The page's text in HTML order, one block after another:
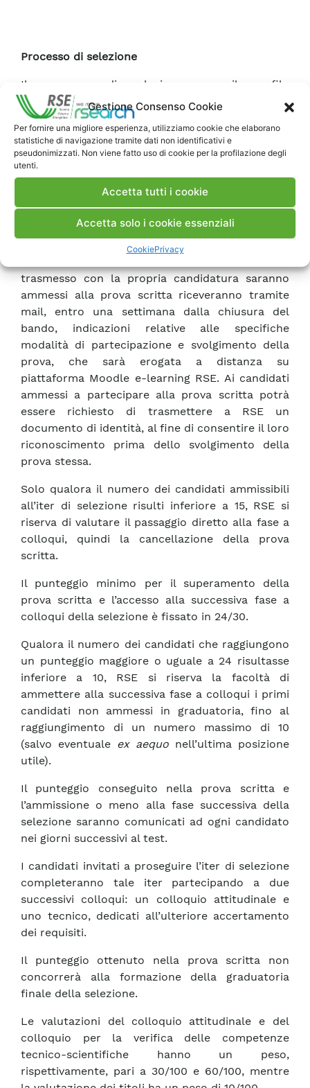
Gestione Consenso Cookie
Per fornire una migliore esperienza, utilizziamo cookie che elaborano
statistiche di navigazione tramite dati non identificativi e
pseudonimizzati. Non viene fatto uso di cookie per la profilazione degli
utenti.
Accetta tutti i cookie
Accetta solo i cookie essenziali
CookiePrivacy
Processo di selezione
Il processo di selezione per il profilo
“Ricercatore/Ricercatrice – Valorizzazione dei
risultati di progetti di ricerca applicata nel
settore delle tecnologie energetiche” (rif.
SFE3_2025_Mission Innovation) prevede lo
svolgimento di una prova scritta (in italiano,
indicativamente della durata massima di un’ora),
volta a verificare il livello di possesso di
conoscenze e/o competenze richieste per la
trasmesso con la propria candidatura saranno
ammessi alla prova scritta riceveranno tramite
mail, entro una settimana dalla chiusura del
bando, indicazioni relative alle specifiche
modalità di partecipazione e svolgimento della
prova, che sarà erogata a distanza su
piattaforma Moodle e-learning RSE. Ai candidati
ammessi a partecipare alla prova scritta potrà
essere richiesto di trasmettere a RSE un
documento di identità, al fine di consentire il loro
riconoscimento prima dello svolgimento della
prova stessa.
Solo qualora il numero dei candidati ammissibili
all’iter di selezione risulti inferiore a 15, RSE si
riserva di valutare il passaggio diretto alla fase a
colloqui, quindi la cancellazione della prova
scritta.
Il punteggio minimo per il superamento della
prova scritta e l’accesso alla successiva fase a
colloqui della selezione è fissato in 24/30.
Qualora il numero dei candidati che raggiungono
un punteggio maggiore o uguale a 24 risultasse
inferiore a 10, RSE si riserva la facoltà di
ammettere alla successiva fase a colloqui i primi
candidati non ammessi in graduatoria, fino al
raggiungimento di un numero massimo di 10
(salvo eventuale ex aequo nell’ultima posizione
utile).
Il punteggio conseguito nella prova scritta e
l’ammissione o meno alla fase successiva della
selezione saranno comunicati ad ogni candidato
nei giorni successivi al test.
I candidati invitati a proseguire l’iter di selezione
completeranno tale iter partecipando a due
successivi colloqui: un colloquio attitudinale e
uno tecnico, dedicati all’ulteriore accertamento
dei requisiti.
Il punteggio ottenuto nella prova scritta non
concorrerà alla formazione della graduatoria
finale della selezione.
Le valutazioni del colloquio attitudinale e del
colloquio per la verifica delle competenze
tecnico-scientifiche hanno un peso,
rispettivamente, pari a 30/100 e 60/100, mentre